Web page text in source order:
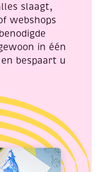
slaagt,
webshops
in één
bespaart u